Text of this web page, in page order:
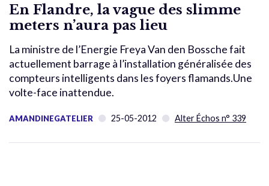
En Flandre, la vague des slimme
meters n’aura pas lieu
La ministre de l’Energie Freya Van den Bossche fait
actuellement barrage à l’installation généralisée des
compteurs intelligents dans les foyers flamands.Une
volte-face inattendue.
AMANDINEGATELIER 25-05-2012 Alter Échos n° 339